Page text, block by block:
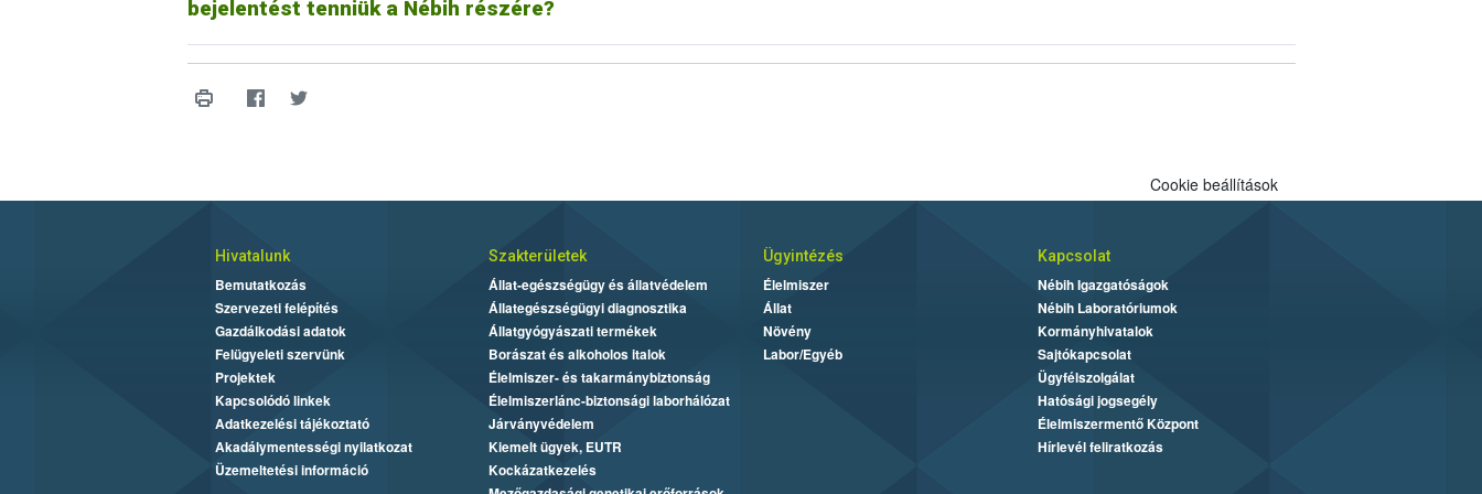
bejelentést tenniük a Nébih részére?
Cookie beállítások
Hivatalunk
Bemutatkozás
Szervezeti felépítés
Gazdálkodási adatok
Felügyeleti szervünk
Projektek
Kapcsolódó linkek
Adatkezelési tájékoztató
Akadálymentességi nyilatkozat
Üzemeltetési információ
Szakterületek
Állat-egészségügy és állatvédelem
Állategészségügyi diagnosztika
Állatgyógyászati termékek
Borászat és alkoholos italok
Élelmiszer- és takarmánybiztonság
Élelmiszerlánc-biztonsági laborhálózat
Járványvédelem
Kiemelt ügyek, EUTR
Kockázatkezelés
Ügyintézés
Élelmiszer
Állat
Növény
Labor/Egyéb
Kapcsolat
Nébih Igazgatóságok
Nébih Laboratóriumok
Kormányhivatalok
Sajtókapcsolat
Ügyfélszolgálat
Hatósági jogsegély
Élelmiszermentő Központ
Hírlevél feliratkozás